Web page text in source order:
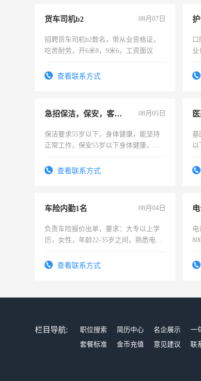
货车司机b2 08月07日
招聘货车司机b2数名，带从业资格证，
吃苦耐劳，开6米8，9米6，工资面议
查看联系方式
业
急招保洁，保安，客服，工程 08月05日
保洁要求55岁以下，身体健康，能坚持
正常工作，保安55岁以下身体健康，有
录，客服要求45岁以下高中以上文化，
查看联系方式
基
以
表
车险内勤1名 08月04日
负责车险报价出单，要求：大专以上学
历，女性，年龄22-35岁之间，熟悉电脑
试用期1-3个月，转正后交纳五险，
查看联系方式
电
栏目导航: 职位搜索 简历中心 名企展示 一
套餐标准
金币充值 意见建议 联